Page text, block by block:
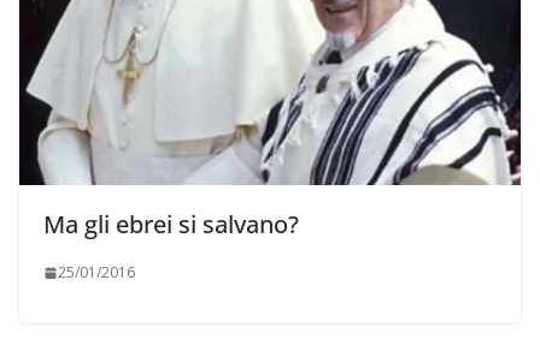
Ma gli ebrei si salvano?
25/01/2016